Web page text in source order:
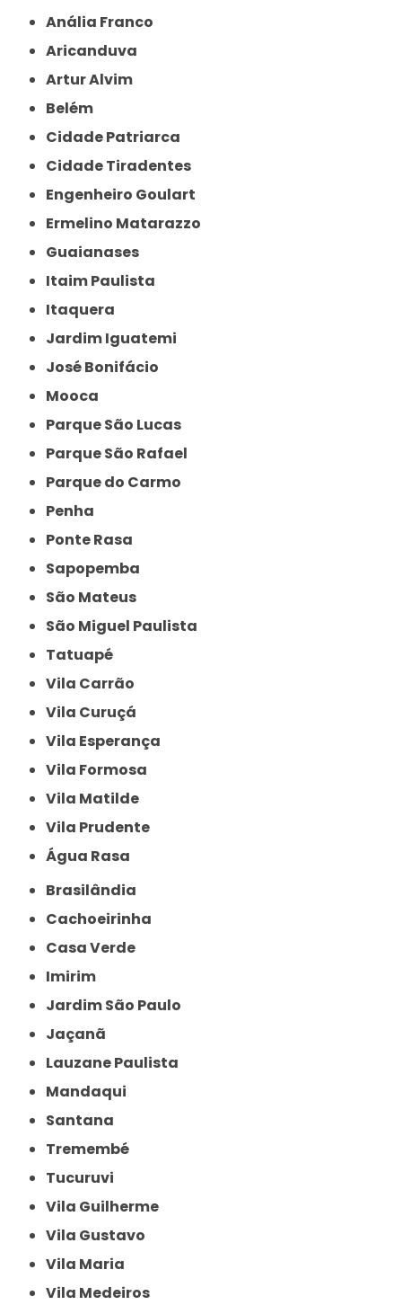
Anália Franco
Aricanduva
Artur Alvim
Belém
Cidade Patriarca
Cidade Tiradentes
Engenheiro Goulart
Ermelino Matarazzo
Guaianases
Itaim Paulista
Itaquera
Jardim Iguatemi
José Bonifácio
Mooca
Parque São Lucas
Parque São Rafael
Parque do Carmo
Penha
Ponte Rasa
Sapopemba
São Mateus
São Miguel Paulista
Tatuapé
Vila Carrão
Vila Curuçá
Vila Esperança
Vila Formosa
Vila Matilde
Vila Prudente
Água Rasa
Brasilândia
Cachoeirinha
Casa Verde
Imirim
Jardim São Paulo
Jaçanã
Lauzane Paulista
Mandaqui
Santana
Tremembé
Tucuruvi
Vila Guilherme
Vila Gustavo
Vila Maria
Vila Medeiros